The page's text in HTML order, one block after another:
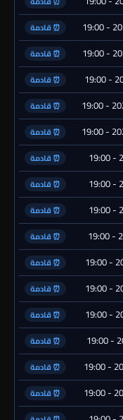
⏰ قادمة
⏰ قادمة
⏰ قادمة
⏰ قادمة
⏰ قادمة
⏰ قادمة
⏰ قادمة
⏰ قادمة
⏰ قادمة
⏰ قادمة
⏰ قادمة
⏰ قادمة
⏰ قادمة
⏰ قادمة
⏰ قادمة